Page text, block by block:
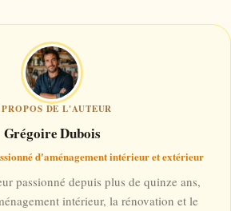
DE L'AUTEUR
Grégoire Dubois
d'aménagement intérieur et extérieur
passionné depuis plus de quinze ans,
intérieur, la rénovation et le